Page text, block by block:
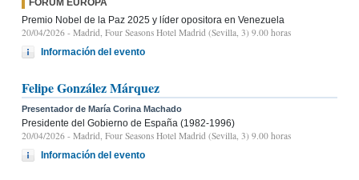
FÓRUM EUROPA
Premio Nobel de la Paz 2025 y líder opositora en Venezuela
20/04/2026 - Madrid, Four Seasons Hotel Madrid (Sevilla, 3) 9.00 horas
Información del evento
Felipe González Márquez
Presentador de María Corina Machado
Presidente del Gobierno de España (1982-1996)
20/04/2026 - Madrid, Four Seasons Hotel Madrid (Sevilla, 3) 9.00 horas
Información del evento